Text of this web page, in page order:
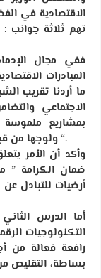
الاقتصادية في
تهم ثلاثة جوانب :
ففي مجال
المبادرات
ما أردنا تقريب
الاجتماعي
بمشاريع
ولوجها من قبل أكبر عدد من الأشخاص وموجهة نحو الشباب “.
وأكد أن الأمر
ضمان الكرامة
أرضيات للتبادل
أما الدرس
التكنولوجيات
رافعة فعالة من
بساطة، التقليص